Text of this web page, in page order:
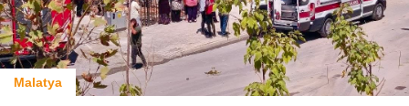
Malatya